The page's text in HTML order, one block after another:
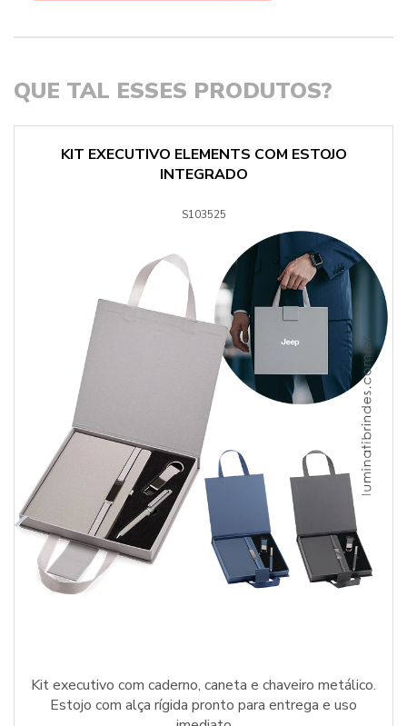
QUE TAL ESSES PRODUTOS?
KIT EXECUTIVO ELEMENTS COM ESTOJO
INTEGRADO
S103525
Kit executivo com caderno, caneta e chaveiro metálico.
Estojo com alça rígida pronto para entrega e uso